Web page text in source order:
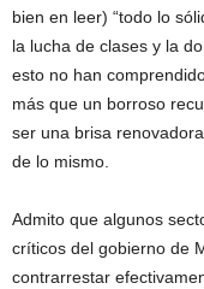
bien en leer) “todo lo
la lucha de clases y la
esto no han
más que un borroso
ser una brisa
de lo mismo.
Admito que algunos
críticos del gobierno de
contrarrestar